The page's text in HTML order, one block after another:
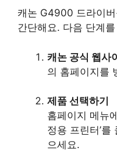
캐논 G4900 드라이
간단해요. 다음 단계
캐논 공식 웹사
의 홈페이지를
제품 선택하기
홈페이지 메뉴
정용 프린터’
으세요.